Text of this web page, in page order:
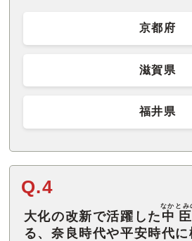
京都府
滋賀県
福井県
Q.4
大化の改新で活躍した 中
なかとみ
る、奈良時代や平安時代